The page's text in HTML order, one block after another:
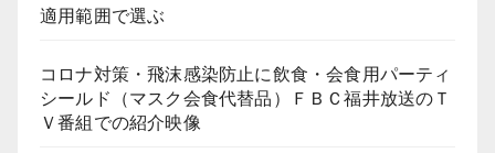
適用範囲で選ぶ
コロナ対策・飛沫感染防止に飲食・会食用パーティ
シールド（マスク会食代替品）ＦＢＣ福井放送のＴ
Ｖ番組での紹介映像